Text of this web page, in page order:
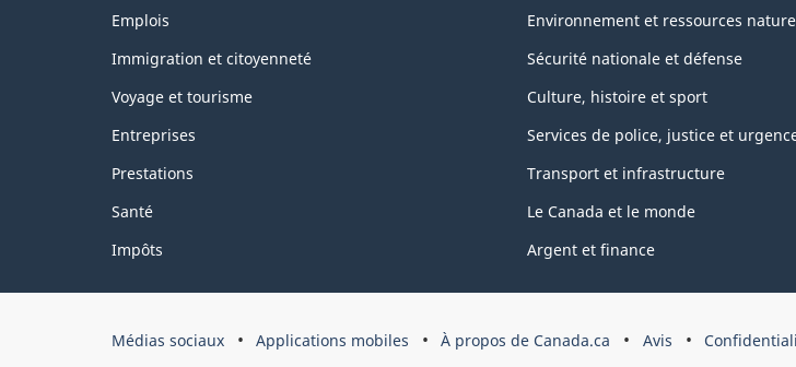
Thèmes
sujets
Emplois
Immigration et citoyenneté
Voyage et tourisme
Entreprises
Prestations
Santé
Impôts
Environnement et ressources
Sécurité nationale et défense
Culture, histoire et sport
Services de police, justice et
Transport et infrastructure
Le Canada et le monde
Argent et finance
Organisation
Médias sociaux Applications mobiles À propos de Canada.ca Avis